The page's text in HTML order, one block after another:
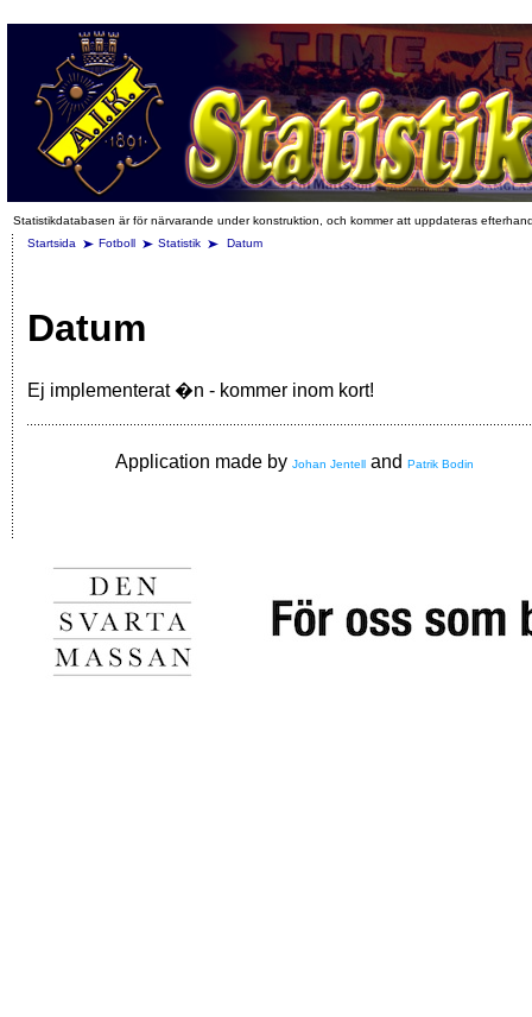
Statistikdatabasen är för närvarande under konstruktion, och kommer att uppdateras
Startsida
Fotboll Statistik Datum
Datum
Ej implementerat �n - kommer inom kort!
Application made by Johan Jentell and Patrik Bodin